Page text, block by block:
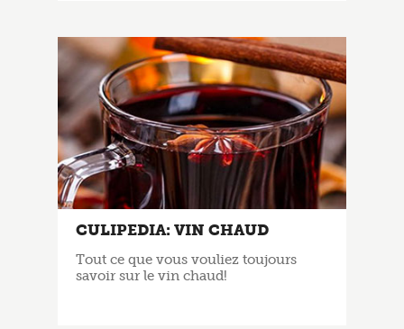
CULIPEDIA: VIN CHAUD
Tout ce que vous vouliez toujours
savoir sur le vin chaud!